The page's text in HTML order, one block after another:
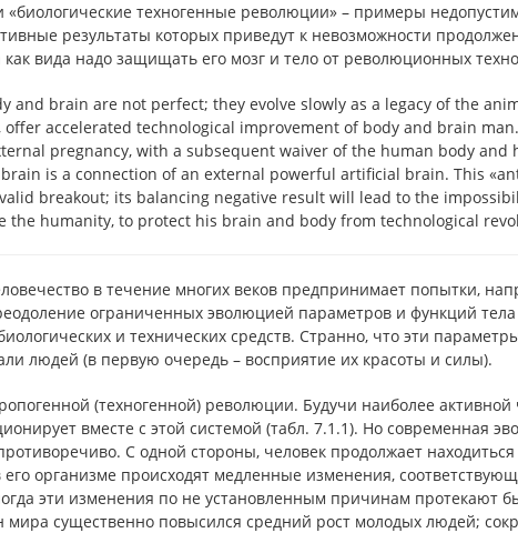
«биологические техногенные революции» – примеры
результаты которых приведут к невозможности
вида надо защищать его мозг и тело от революционных
and brain are not perfect; they evolve slowly as a legacy of the
offer accelerated technological improvement of body and brain
pregnancy, with a subsequent waiver of the human body and
is a connection of an external powerful artificial brain. This
breakout; its balancing negative result will lead to the
the humanity, to protect his brain and body from technological
в течение многих веков предпринимает попытки,
ограниченных эволюцией параметров и функций
и технических средств. Странно, что эти
людей (в первую очередь – восприятие их красоты и силы).
(техногенной) революции. Будучи наиболее
вместе с этой системой (табл. 7.1.1). Но современная
С одной стороны, человек продолжает
его организме происходят медленные изменения,
эти изменения по не установленным причинам протекают
мира существенно повысился средний рост молодых людей;